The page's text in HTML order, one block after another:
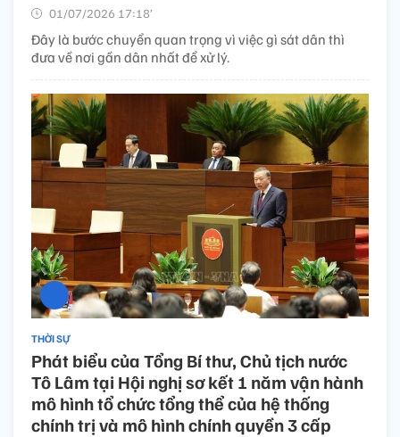
01/07/2026 17:18’
Đây là bước chuyển quan trọng vì việc gì sát dân thì
đưa về nơi gần dân nhất để xử lý.
THỜI SỰ
Phát biểu của Tổng Bí thư, Chủ tịch nước
Tô Lâm tại Hội nghị sơ kết 1 năm vận hành
mô hình tổ chức tổng thể của hệ thống
chính trị và mô hình chính quyền 3 cấp